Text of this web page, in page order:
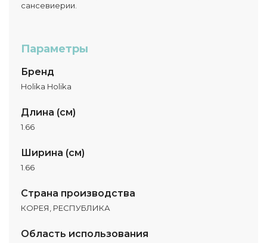
сансевиерии.
Параметры
Бренд
Holika Holika
Длина (см)
1.66
Ширина (см)
1.66
Страна производства
КОРЕЯ, РЕСПУБЛИКА
Область использования